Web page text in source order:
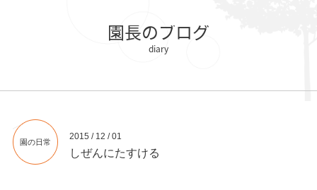
園長のブログ
園の日常
2015 / 12 / 01
しぜんにたすける